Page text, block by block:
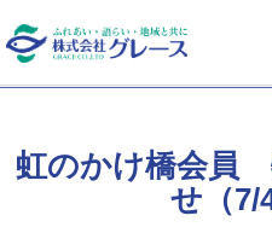
ホーム 最新情報
らせ（7/4追記）
虹のかけ橋会員
せ（7/